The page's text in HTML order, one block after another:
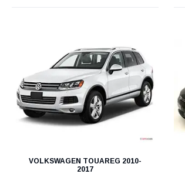
VOLKSWAGEN TOUAREG 2010-
2017